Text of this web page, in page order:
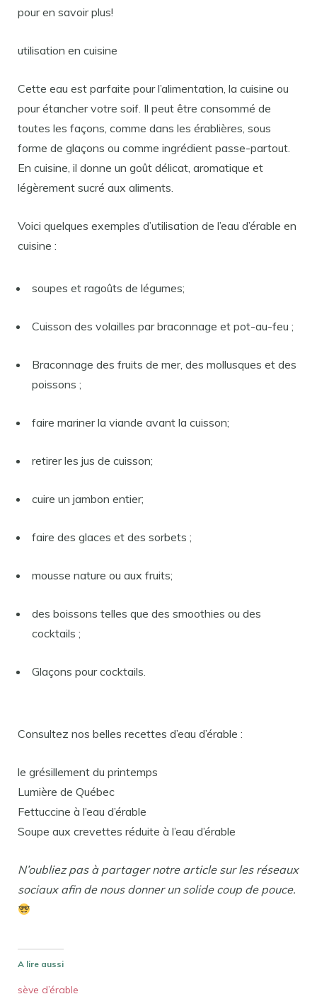
pour en savoir plus!
utilisation en cuisine
Cette eau est parfaite pour l’alimentation, la cuisine ou
pour étancher votre soif. Il peut être consommé de
toutes les façons, comme dans les érablières, sous
forme de glaçons ou comme ingrédient passe-partout.
En cuisine, il donne un goût délicat, aromatique et
légèrement sucré aux aliments.
Voici quelques exemples d’utilisation de l’eau d’érable en
cuisine :
soupes et ragoûts de légumes;
Cuisson des volailles par braconnage et pot-au-feu ;
Braconnage des fruits de mer, des mollusques et des
poissons ;
faire mariner la viande avant la cuisson;
retirer les jus de cuisson;
cuire un jambon entier;
faire des glaces et des sorbets ;
mousse nature ou aux fruits;
des boissons telles que des smoothies ou des
cocktails ;
Glaçons pour cocktails.
Consultez nos belles recettes d’eau d’érable :
le grésillement du printemps
Lumière de Québec
Fettuccine à l’eau d’érable
Soupe aux crevettes réduite à l’eau d’érable
N’oubliez pas à partager notre article sur les réseaux
sociaux afin de nous donner un solide coup de pouce.
A lire aussi
sève d’érable